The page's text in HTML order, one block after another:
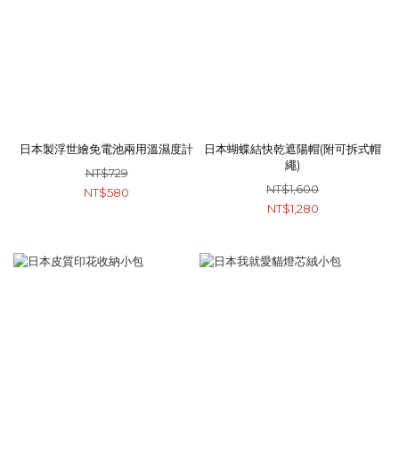
日本製浮世繪免電池兩用溫濕度計
NT$729
NT$580
日本蝴蝶結快乾遮陽帽(附可拆式帽
繩)
NT$1,600
NT$1,280